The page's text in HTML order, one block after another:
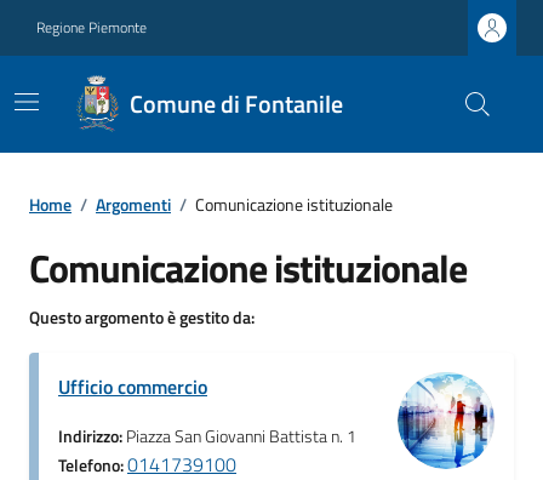
Regione Piemonte
Comune di Fontanile
Home / Argomenti / Comunicazione istituzionale
Comunicazione istituzionale
Questo argomento è gestito da:
Ufficio commercio
Indirizzo:Piazza San Giovanni Battista n. 1
Telefono:0141739100